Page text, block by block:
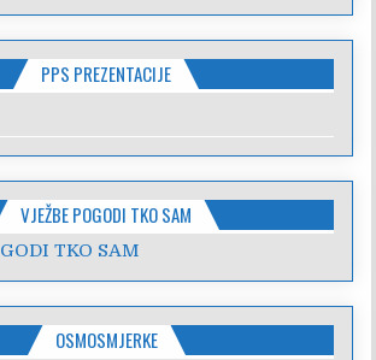
PPS PREZENTACIJE
VJEŽBE POGODI TKO SAM
OSMOSMJERKE